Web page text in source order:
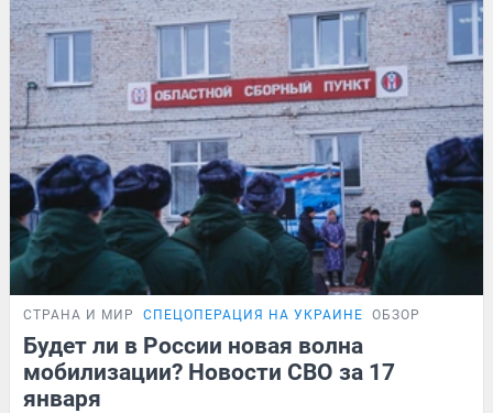
СТРАНА И МИР СПЕЦОПЕРАЦИЯ НА УКРАИНЕ ОБЗОР
Будет ли в России новая волна
мобилизации? Новости СВО за 17
января